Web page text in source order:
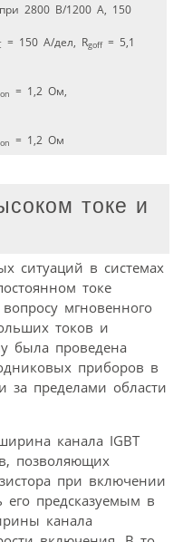
2800 В/1200 A, 150
= 150 A/дел, Rgoff= 5,1
= 1,2 Ом,
= 1,2 Ом
токе и
ситуаций в системах
токе
мгновенного
токов и
была проведена
приборов в
за пределами области
канала IGBT
позволяющих
при включении
его предсказуемым в
канала